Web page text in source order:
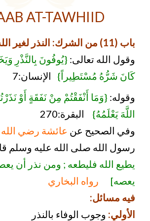
AT-TAWHIID
باب (11) من الشرك: النذر لغير الله
وقول الله تعالى: {يُوفُونَ بِالنَّذْرِ
كَانَ شَرُّهُ مُسْتَطِيراً} الإنسان:7
وقوله: {وَمَا أَنْفَقْتُمْ مِنْ نَفَقَةٍ أَوْ
اللَّهَ يَعْلَمُهُ} البقرة:270
وفي الصحيح عن عائشة رضي الله
رسول الله صلى الله عليه وسلم
يطيع الله فليطعه ; ومن نذر أن
يعصه]
رواه البخاري
فيه مسائل:
الأولي: وجوب الوفاء بالنذر